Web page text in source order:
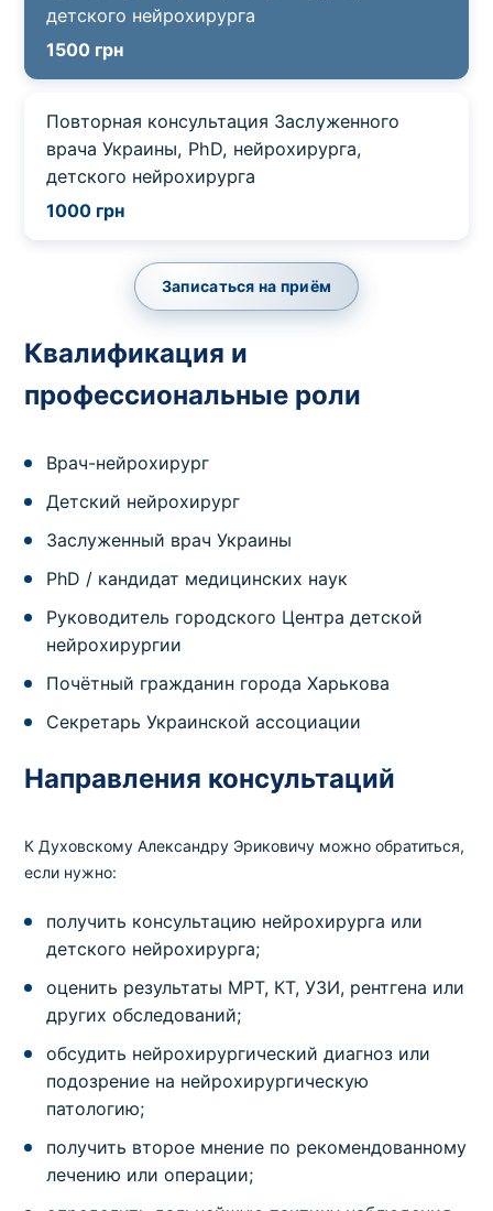
детского нейрохирурга
1500 грн
Повторная консультация Заслуженного
врача Украины, PhD, нейрохирурга,
детского нейрохирурга
1000 грн
Записаться на приём
Квалификация и
профессиональные роли
Врач-нейрохирург
Детский нейрохирург
Заслуженный врач Украины
PhD / кандидат медицинских наук
Руководитель городского Центра детской
нейрохирургии
Почётный гражданин города Харькова
Секретарь Украинской ассоциации
Направления консультаций
К Духовскому Александру Эриковичу можно обратиться,
если нужно:
получить консультацию нейрохирурга или
детского нейрохирурга;
оценить результаты МРТ, КТ, УЗИ, рентгена или
других обследований;
обсудить нейрохирургический диагноз или
подозрение на нейрохирургическую
патологию;
получить второе мнение по рекомендованному
лечению или операции;